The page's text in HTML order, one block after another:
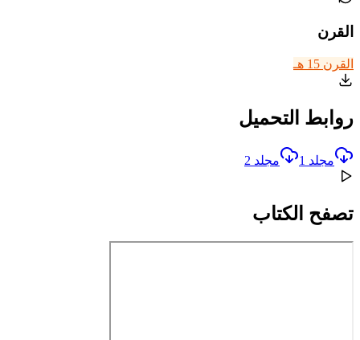
القرن
القرن 15 هـ
روابط التحميل
مجلد 1 مجلد 2
تصفح الكتاب